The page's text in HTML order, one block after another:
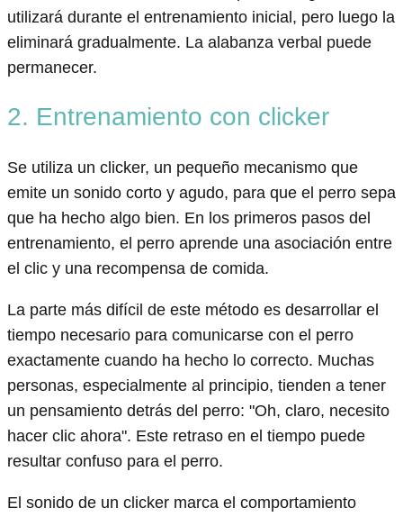
utilizará durante el entrenamiento inicial, pero luego la
eliminará gradualmente. La alabanza verbal puede
permanecer.
2. Entrenamiento con clicker
Se utiliza un clicker, un pequeño mecanismo que
emite un sonido corto y agudo, para que el perro sepa
que ha hecho algo bien. En los primeros pasos del
entrenamiento, el perro aprende una asociación entre
el clic y una recompensa de comida.
La parte más difícil de este método es desarrollar el
tiempo necesario para comunicarse con el perro
exactamente cuando ha hecho lo correcto. Muchas
personas, especialmente al principio, tienden a tener
un pensamiento detrás del perro: "Oh, claro, necesito
hacer clic ahora". Este retraso en el tiempo puede
resultar confuso para el perro.
El sonido de un clicker marca el comportamiento